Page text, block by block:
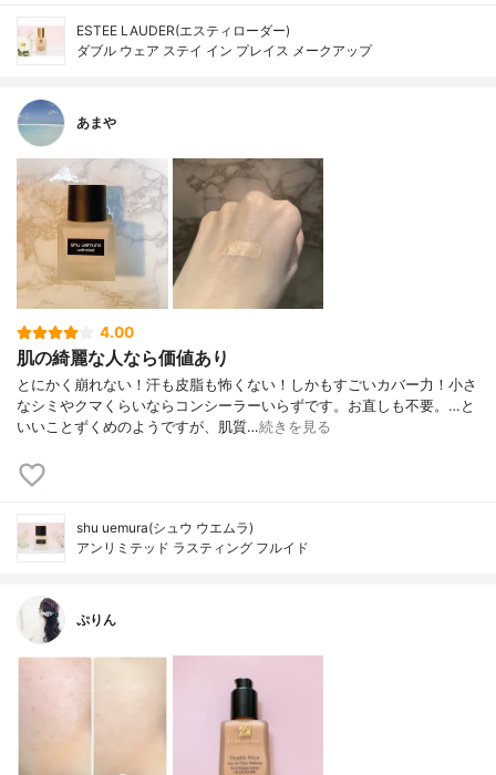
ESTEE LAUDER(エスティローダー)
ダブル ウェア ステイ イン プレイス メークアップ
あまや
4.00
肌の綺麗な人なら価値あり
とにかく崩れない！汗も皮脂も怖くない！しかもすごいカバー力！小さ
なシミやクマくらいならコンシーラーいらずです。お直しも不要。…と
いいことずくめのようですが、肌質…続きを見る
shu uemura(シュウ ウエムラ)
アンリミテッド ラスティング フルイド
ぷりん